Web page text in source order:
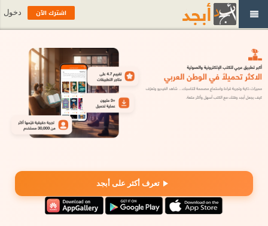
تعرف أكثر على أبجد
اشترك الآن دخول